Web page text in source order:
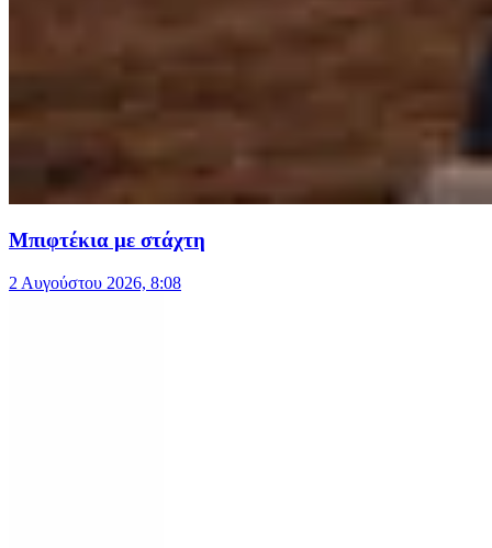
Μπιφτέκια με στάχτη
2 Αυγούστου 2026, 8:08